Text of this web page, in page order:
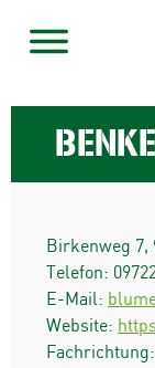
Birkenweg 7,
Telefon:
E-Mail:
Website: